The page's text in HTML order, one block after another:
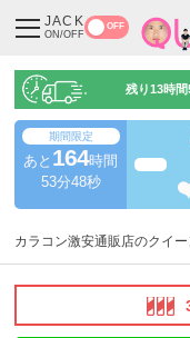
JACK
ON/OFF
OFF
残り13時
期間限定
あと 164時間
53分47秒
カラコン激安通販店のクイ